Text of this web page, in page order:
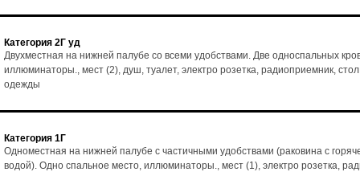
Категория 2Г уд
Двухместная на нижней палубе со всеми удобствами. Две односпальных
иллюминаторы., мест (2), душ, туалет, электро розетка, радиоприемник,
одежды
Категория 1Г
Одноместная на нижней палубе с частичными удобствами (раковина с
водой). Одно спальное место, иллюминаторы., мест (1), электро розетка,